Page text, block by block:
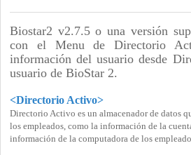
Biostar2 v2.7.5 o una versión
con el Menu de Directorio
información del usuario desde
usuario de BioStar 2.
<Directorio Activo>
Directorio Activo es un almacenador de datos
los empleados, como la información de la
información de la computadora de los